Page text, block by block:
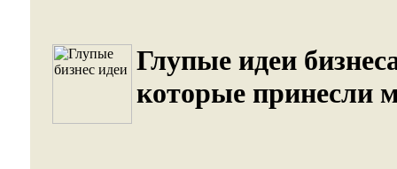
Глупые идеи
которые принесли